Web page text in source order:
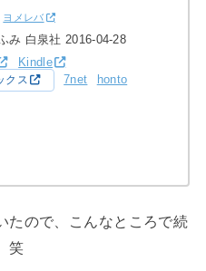
ヨメレバ
み 白泉社 2016-04-28
Kindle
クス 7net honto
たので、こんなところで続
笑